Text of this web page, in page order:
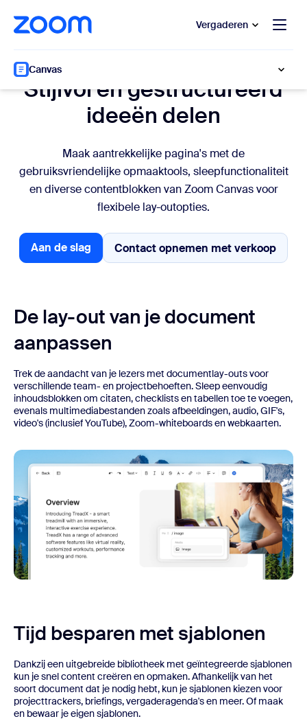
hoofdinhoud gaan
naar hulp via chat Vergaderen
Canvas
Stijlvol en gestructureerd
ideeën delen
Maak aantrekkelijke pagina's met de
gebruiksvriendelijke opmaaktools, sleepfunctionaliteit
en diverse contentblokken van Zoom Canvas voor
flexibele lay-outopties.
Aan de slag
Aan de slag
Contact opnemen met verkoop
Contact opnemen
De lay-out van je document
aanpassen
Trek de aandacht van je lezers met documentlay-outs voor
verschillende team- en projectbehoeften. Sleep eenvoudig
inhoudsblokken om citaten, checklists en tabellen toe te voegen,
evenals multimediabestanden zoals afbeeldingen, audio, GIF's,
video's (inclusief YouTube), Zoom-whiteboards en webkaarten.
Tijd besparen met sjablonen
Dankzij een uitgebreide bibliotheek met geïntegreerde sjablonen
kun je snel content creëren en opmaken. Afhankelijk van het
soort document dat je nodig hebt, kun je sjablonen kiezen voor
projecttrackers, briefings, vergaderagenda's en meer. Of maak
en bewaar je eigen sjablonen.